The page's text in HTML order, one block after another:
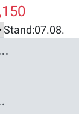
Stand:07.08.